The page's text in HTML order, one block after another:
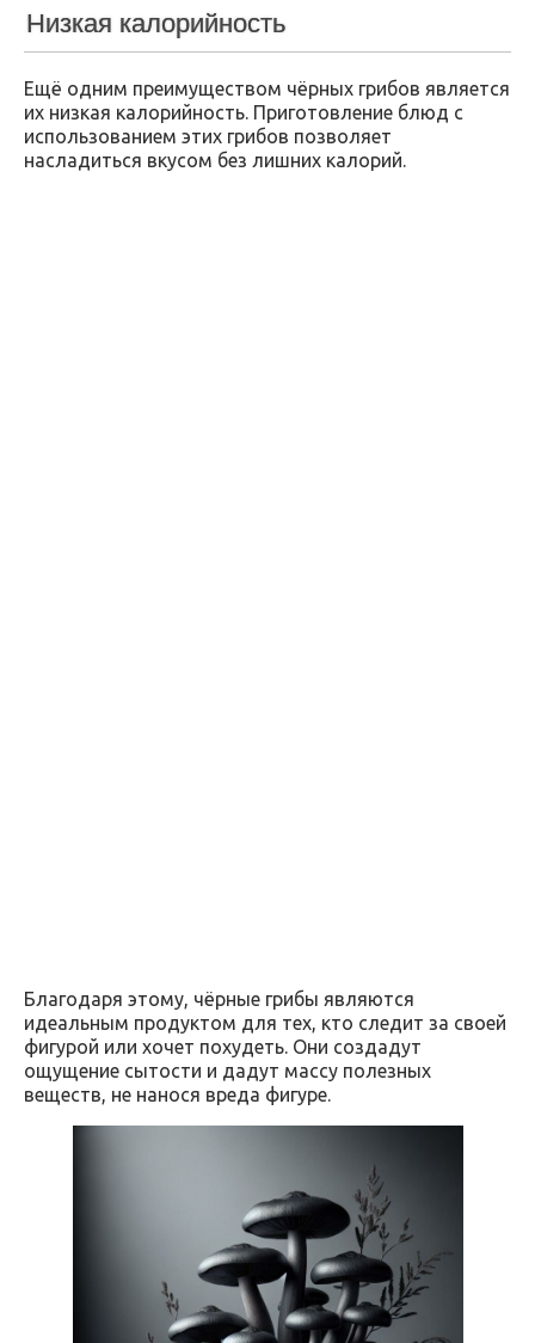
Низкая калорийность
Ещё одним преимуществом чёрных грибов является
их низкая калорийность. Приготовление блюд с
использованием этих грибов позволяет
насладиться вкусом без лишних калорий.
Благодаря этому, чёрные грибы являются
идеальным продуктом для тех, кто следит за своей
фигурой или хочет похудеть. Они создадут
ощущение сытости и дадут массу полезных
веществ, не нанося вреда фигуре.